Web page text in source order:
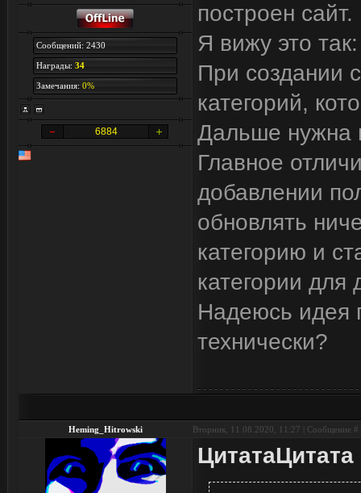
Сообщений: 2430
Награды: 34
Замечания: 0%
6884
построен сайт.
Я вижу это так:
При создании
категорий,
Дальше нужна
Главное
добавлении
обновлять
категорию и
категории для
Надеюсь идея
технически?
Heming_Hitrowski Вторник, 11.08.2020, 11:27 | Сообщение #
ЦитатаЦитата